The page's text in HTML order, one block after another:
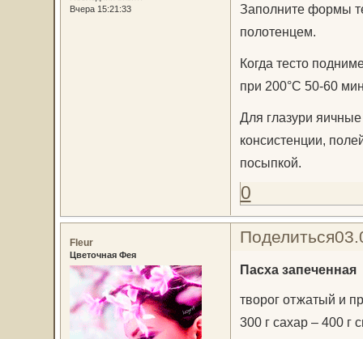
Вчера 15:21:33
Заполните формы
полотенцем.
Когда тесто
при 200°С 50-60
Для глазури
консистенции,
посыпкой.
0
Поделиться
Fleur
Цветочная Фея
Пасха запеченная
творог отжатый и
300 г сахар – 400 г